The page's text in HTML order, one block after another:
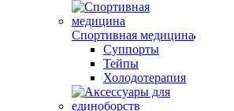
Спортивная медицина
Суппорты
Тейпы
Холодотерапия